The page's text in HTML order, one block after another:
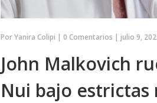
PorYanira Colipi | 0 Comentarios | julio 9,
John Malkovich
Nui bajo
MEDIO AMBIENTE